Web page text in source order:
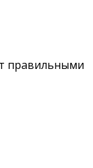
правильными